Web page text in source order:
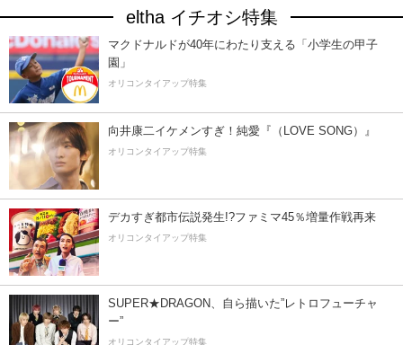
eltha イチオシ特集
マクドナルドが40年にわたり支える「小学生の甲子
園」
オリコンタイアップ特集
向井康二イケメンすぎ！純愛『（LOVE SONG）』
オリコンタイアップ特集
デカすぎ都市伝説発生!?ファミマ45％増量作戦再来
オリコンタイアップ特集
SUPER★DRAGON、自ら描いた”レトロフューチャ
ー”
オリコンタイアップ特集